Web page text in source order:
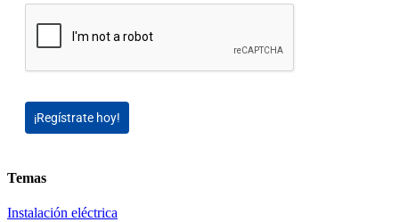
¡Regístrate hoy!
Temas
Instalación eléctrica